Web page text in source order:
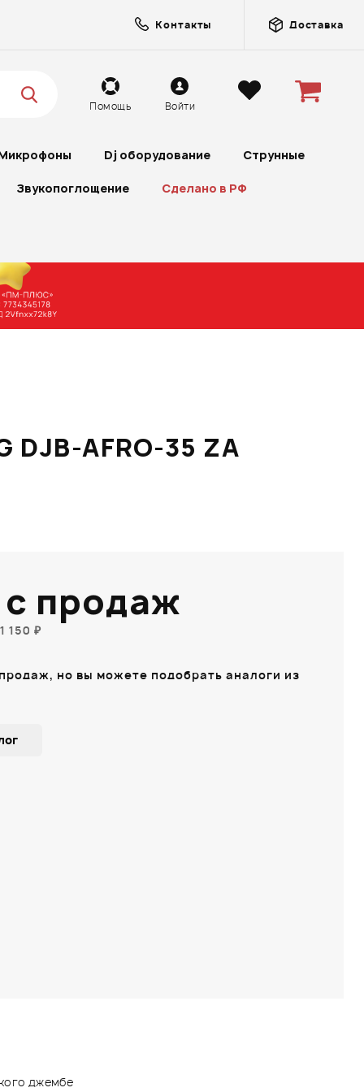
Контакты Доставка
Помощь Войти
Dj оборудование Струнные
Звукопоглощение Сделано в РФ
AFRO-35 ZA
джембе
продаж
150 ₽
но вы можете подобрать аналоги из